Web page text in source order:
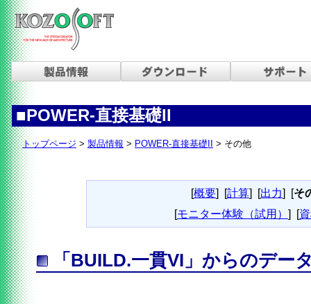
■POWER-直接基礎II
トップページ > 製品情報 > POWER-直接基礎II > その他
[概要] [計算] [出力] [そ
[モニター体験（試用） ] [
「BUILD.一貫VI」からのデー